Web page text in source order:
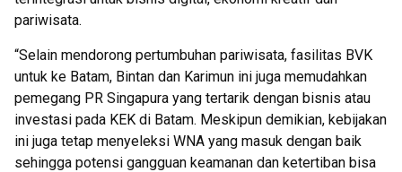
pariwisata.
“Selain mendorong pertumbuhan pariwisata, fasilitas BVK
untuk ke Batam, Bintan dan Karimun ini juga memudahkan
pemegang PR Singapura yang tertarik dengan bisnis atau
investasi pada KEK di Batam. Meskipun demikian, kebijakan
ini juga tetap menyeleksi WNA yang masuk dengan baik
sehingga potensi gangguan keamanan dan ketertiban bisa